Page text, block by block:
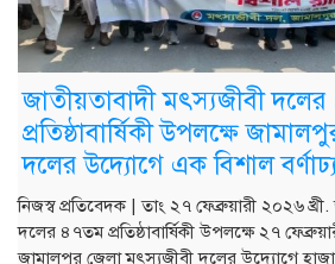
জাতীয়তাবাদী মৎস্যজীবী
প্রতিষ্ঠাবার্ষিকী উপলক্ষে
দলের উদ্যোগে এক বিশাল
নিজস্ব প্রতিবেদক | তাং ২৭ ফেব্রুয়ারী ২০২৬
দলের ৪৭তম প্রতিষ্ঠাবার্ষিকী উপলক্ষে ২৭
জামালপুর জেলা মৎস্যজীবী দলের উদ্যোগে